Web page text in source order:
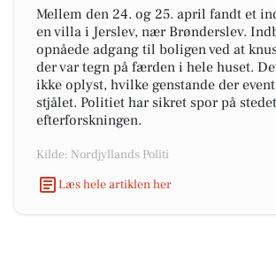
Mellem den 24. og 25. april fandt et
en villa i Jerslev, nær Brønderslev.
opnåede adgang til boligen ved at
der var tegn på færden i hele huset.
ikke oplyst, hvilke genstande der
stjålet. Politiet har sikret spor på
efterforskningen.
Kilde: Nordjyllands Politi
Læs hele artiklen her